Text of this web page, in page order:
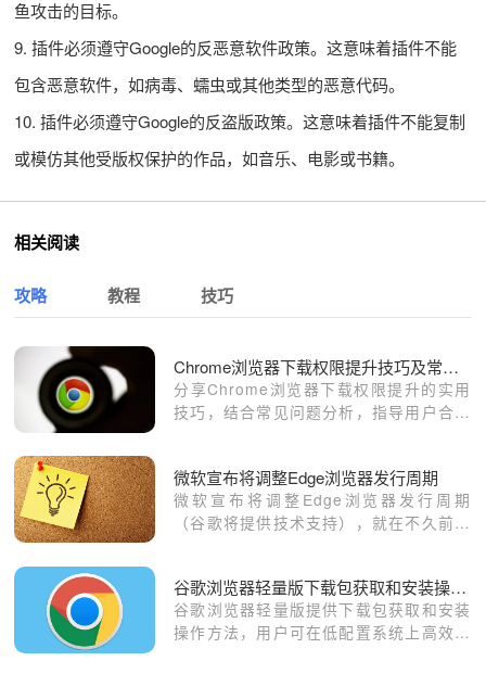
鱼攻击的目标。
9. 插件必须遵守Google的反恶意软件政策。这意味着插件不能
包含恶意软件，如病毒、蠕虫或其他类型的恶意代码。
10. 插件必须遵守Google的反盗版政策。这意味着插件不能复制
或模仿其他受版权保护的作品，如音乐、电影或书籍。
相关阅读
攻略 教程 技巧
Chrome浏览器下载权限提升技巧及常见问题分析
分享Chrome浏览器下载权限提升的实用
技巧，结合常见问题分析，指导用户合理
微软宣布将调整Edge浏览器发行周期
微软宣布将调整Edge浏览器发行周期
（谷歌将提供技术支持），就在不久前，
也宣布将调整自家Edge浏览器的发行周
期，以配合谷歌的节奏。
谷歌浏览器轻量版下载包获取和安装操作方法
谷歌浏览器轻量版提供下载包获取和安装
操作方法，用户可在低配置系统上高效完